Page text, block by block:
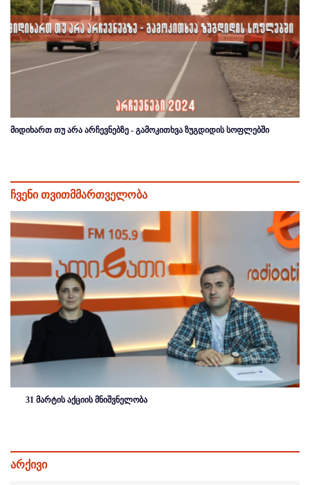
მიდიხართ თუ არა არჩევნებზე - გამოკითხვა ზუგდიდის სოფლებში
ჩვენი თვითმმართველობა
31 მარტის აქციის მნიშვნელობა
არქივი